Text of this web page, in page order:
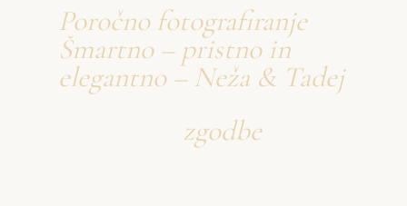
Poročno fotografiranje
Šmartno – pristno in
elegantno – Neža & Tadej
zgodbe
o poročno fotografiranje